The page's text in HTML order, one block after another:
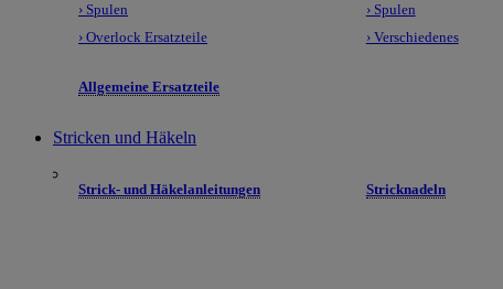
› Spulen
› Overlock Ersatzteile
› Spulen
› Verschiedenes
Allgemeine Ersatzteile
Stricken und Häkeln
Strick- und Häkelanleitungen Stricknadeln